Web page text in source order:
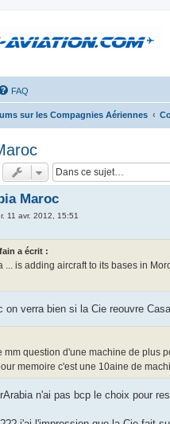
FAQ
sur les Compagnies Aériennes
Maroc
11 avr. 2012, 15:51
a écrit :
... is adding aircraft to its bases in
on verra bien si la Cie reouvre
mm question d'une machine de plus
memoire c'est une 10aine de
n'ai pas bcp le choix pour